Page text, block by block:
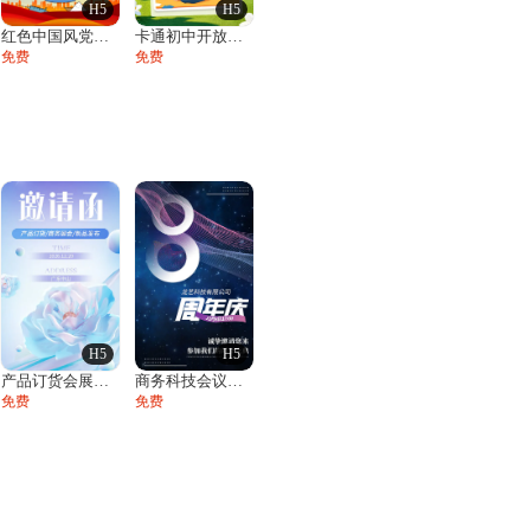
H5
红色中国风党政邀请函政府公益党建活动宣传
免费
H5
卡通初中开放日活动邀请函家长会活动邀请函
免费
H5
产品订货会展会发布会邀请函
免费
H5
商务科技会议邀请函论坛峰会招商展会
免费